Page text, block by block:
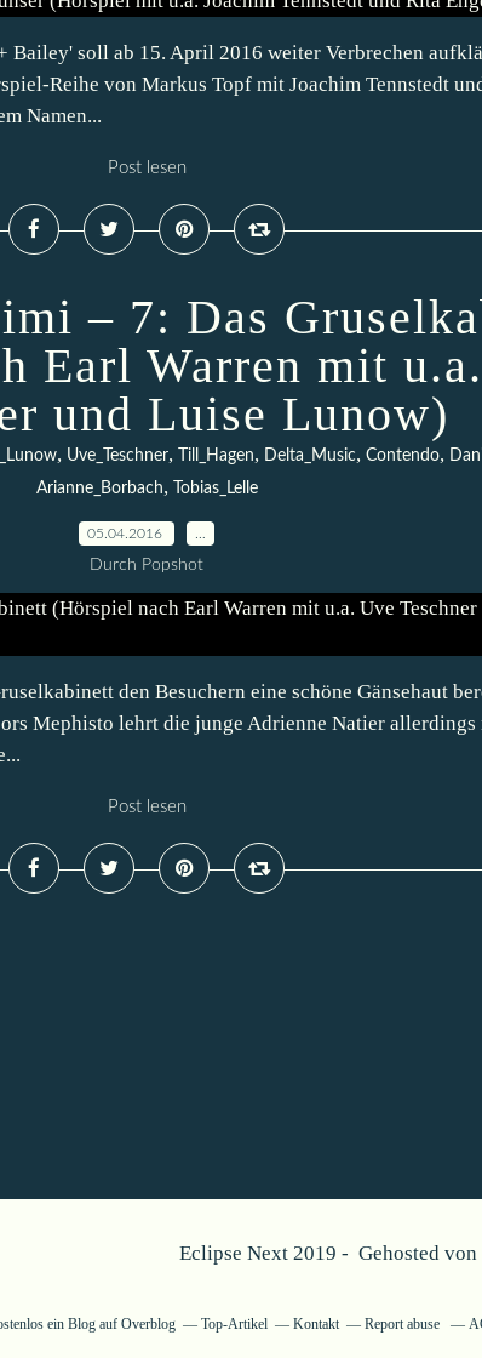
soll ab 15. April 2016 weiter Verbrechen
Reihe von Markus Topf mit Joachim Tennstedt
Namen...
Post lesen
– 7: Das
Earl Warren mit
und Luise Lunow)
, Uve_Teschner, Till_Hagen, Delta_Music, Contendo,
Arianne_Borbach, Tobias_Lelle
05.04.2016
Durch Popshot
den Besuchern eine schöne Gänsehaut
Mephisto lehrt die junge Adrienne Natier allerdings
Post lesen
Eclipse Next 2019 - Gehosted von
ein Blog auf Overblog Top-Artikel Kontakt Report abuse